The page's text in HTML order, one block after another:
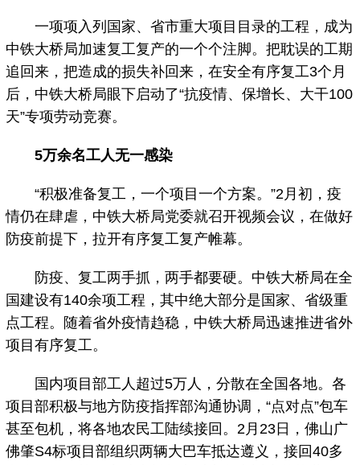
一项项入列国家、省市重大项目目录的工程，成为
中铁大桥局加速复工复产的一个个注脚。把耽误的工期
追回来，把造成的损失补回来，在安全有序复工3个月
后，中铁大桥局眼下启动了“抗疫情、保增长、大干100
天”专项劳动竞赛。
5万余名工人无一感染
“积极准备复工，一个项目一个方案。”2月初，疫
情仍在肆虐，中铁大桥局党委就召开视频会议，在做好
防疫前提下，拉开有序复工复产帷幕。
防疫、复工两手抓，两手都要硬。中铁大桥局在全
国建设有140余项工程，其中绝大部分是国家、省级重
点工程。随着省外疫情趋稳，中铁大桥局迅速推进省外
项目有序复工。
国内项目部工人超过5万人，分散在全国各地。各
项目部积极与地方防疫指挥部沟通协调，“点对点”包车
甚至包机，将各地农民工陆续接回。2月23日，佛山广
佛肇S4标项目部组织两辆大巴车抵达遵义，接回40多